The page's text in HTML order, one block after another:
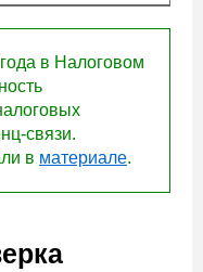
в Налоговом
связи.
в материале.